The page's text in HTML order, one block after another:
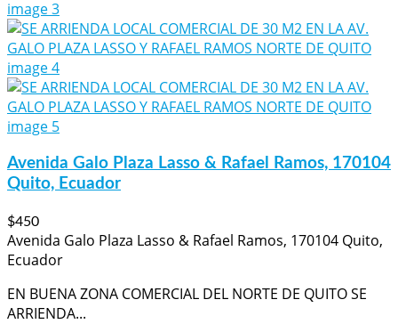
Avenida Galo Plaza Lasso & Rafael Ramos, 170104
Quito, Ecuador
$450
Avenida Galo Plaza Lasso & Rafael Ramos, 170104 Quito,
Ecuador
EN BUENA ZONA COMERCIAL DEL NORTE DE QUITO SE
ARRIENDA...